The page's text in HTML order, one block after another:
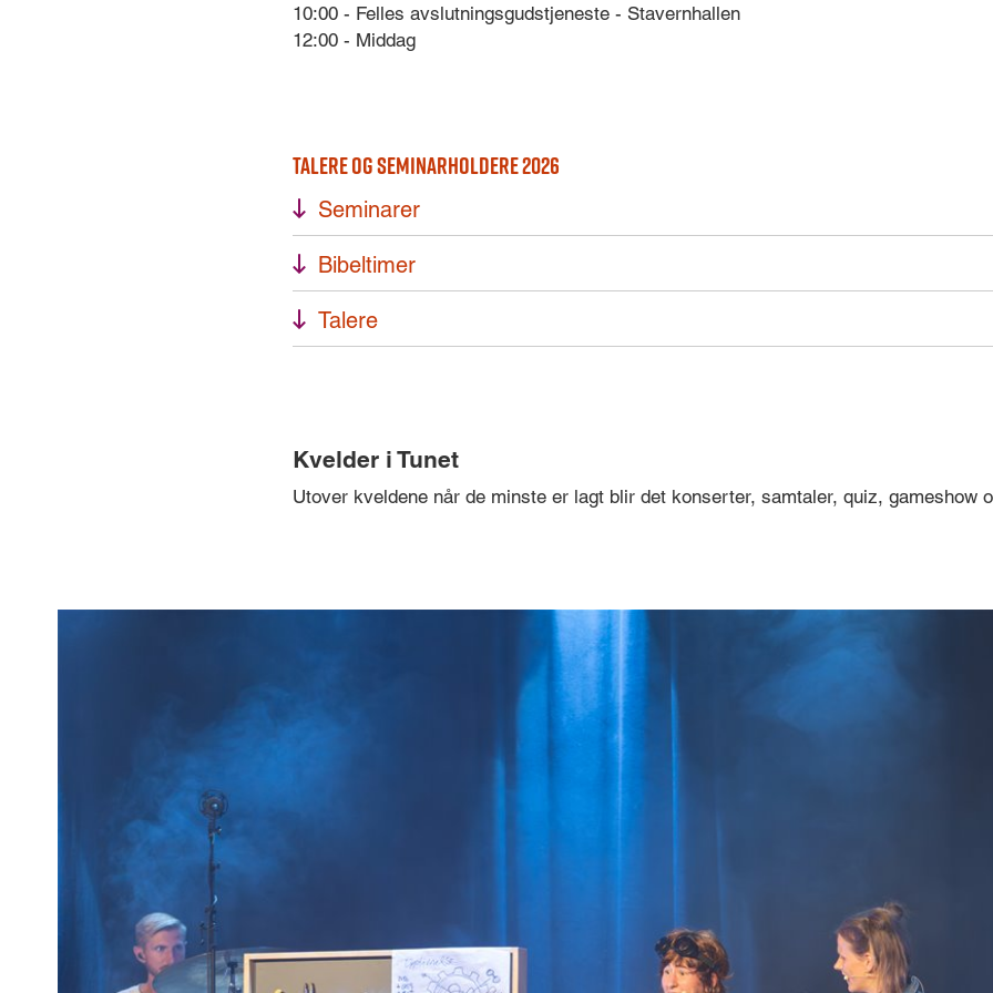
10:00 - Felles avslutningsgudstjeneste - Stavernhallen
12:00 - Middag
Talere og seminarholdere 2026
Seminarer
Bibeltimer
Talere
Kvelder i Tunet
Utover kveldene når de minste er lagt blir det konserter, samtaler, quiz, gameshow